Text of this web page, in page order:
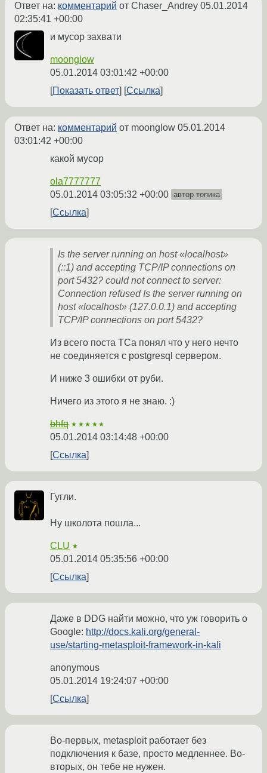
Ответ на: комментарий от Chaser_Andrey 05.01.2014
02:35:41 +00:00
и мусор захвати
moonglow
05.01.2014 03:01:42 +00:00
Показать ответ
Ссылка
Ответ на: комментарий от moonglow 05.01.2014
03:01:42 +00:00
какой мусор
ola7777777
05.01.2014 03:05:32 +00:00 автор топика
Ссылка
Is the server running on host «localhost»
(::1) and accepting TCP/IP connections on
port 5432? could not connect to server:
Connection refused Is the server running on
host «localhost» (127.0.0.1) and accepting
TCP/IP connections on port 5432?
Из всего поста ТСа понял что у него нечто
не соединяется с postgresql сервером.
И ниже 3 ошибки от руби.
Ничего из этого я не знаю. :)
bhfq ★★★★★
05.01.2014 03:14:48 +00:00
Ссылка
Гугли.
Ну школота пошла...
CLU ★
05.01.2014 05:35:56 +00:00
Ссылка
Даже в DDG найти можно, что уж говорить о
Google: http://docs.kali.org/general-
use/starting-metasploit-framework-in-kali
anonymous
05.01.2014 19:24:07 +00:00
Ссылка
Во-первых, metasploit работает без
подключения к базе, просто медленнее. Во-
вторых, он тебе не нужен.